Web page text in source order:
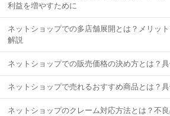
利益を増やすために
ネットショップでの多店舗展開とは？メリッ
解説
ネットショップでの販売価格の決め方とは？
ネットショップで売れるおすすめ商品とは？
ネットショップのクレーム対応方法とは？不